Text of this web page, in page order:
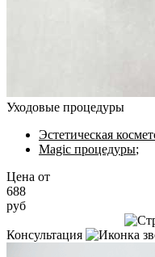
Уходовые процедуры
Эстетическая
Magic процедуры;
Цена от
688
руб
Консультация